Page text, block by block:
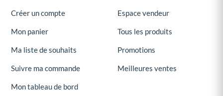
Créer un compte
Mon panier
Ma liste de souhaits
Suivre ma commande
Mon tableau de bord
Espace vendeur
Tous les produits
Promotions
Meilleures ventes